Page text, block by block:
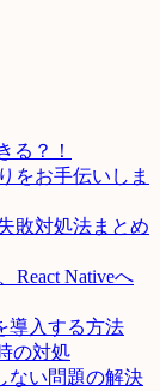
る？！
をお手伝いしま
敗対処法まとめ
React Nativeへ
導入する方法
の対処
ない問題の解決